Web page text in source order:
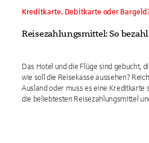
Kreditkarte, Debitkarte oder
Reisezahlungsmittel: So
Das Hotel und die Flüge sind gebucht,
wie soll die Reisekasse aussehen?
Ausland oder muss es eine Kreditkarte
die beliebtesten Reisezahlungsmittel